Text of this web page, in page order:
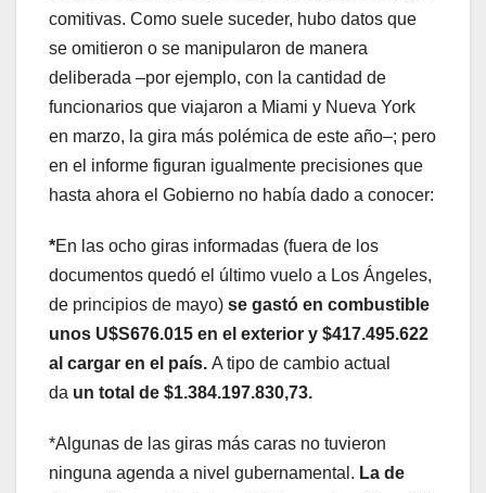
comitivas. Como suele suceder, hubo datos que
se omitieron o se manipularon de manera
deliberada –por ejemplo, con la cantidad de
funcionarios que viajaron a Miami y Nueva York
en marzo, la gira más polémica de este año–; pero
en el informe figuran igualmente precisiones que
hasta ahora el Gobierno no había dado a conocer:
*En las ocho giras informadas (fuera de los
documentos quedó el último vuelo a Los Ángeles,
de principios de mayo) se gastó en combustible
unos U$S676.015 en el exterior y $417.495.622
al cargar en el país. A tipo de cambio actual
da un total de $1.384.197.830,73.
*Algunas de las giras más caras no tuvieron
ninguna agenda a nivel gubernamental. La de